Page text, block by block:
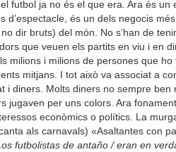
futbol ja no és el que era. Ara és un
d’espectacle, és un dels negocis
dir bruts) del món. No s’han de
que veuen els partits en viu i en
milions i milions de persones que ho
mitjans. I tot això va associat a
i diners. Molts diners no sempre ben
jugaven per uns colors. Ara
econòmics o polítics. La
als carnavals) «Asaltantes con
futbolistas de antaño / eran en